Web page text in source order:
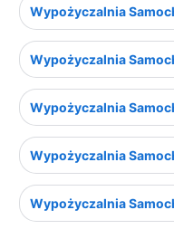
Wypożyczalnia
Wypożyczalnia
Wypożyczalnia
Wypożyczalnia
Wypożyczalnia